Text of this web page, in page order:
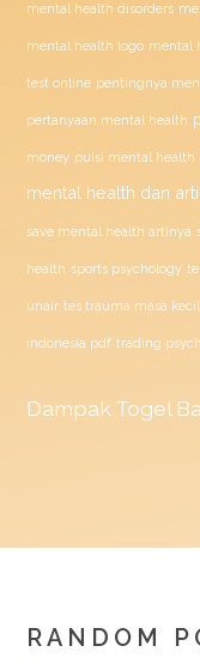
mental health disorders
mental health logo mental
test online pentingnya
pertanyaan mental health
money puisi mental health
mental health dan
save mental health artinya
health sports psychology
unair tes trauma masa
indonesia pdf trading
DampakTogel
RANDOM